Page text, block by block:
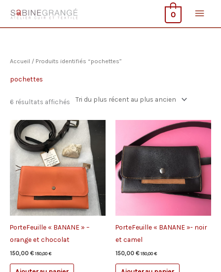
contenu
0
Accueil / Produits identifiés “pochettes”
pochettes
6 résultats affichés Trié
récent
au
plus
ancien
PorteFeuille « BANANE » –
orange et chocolat
150,00 € 150,00€
PorteFeuille « BANANE »- noir
et camel
150,00 € 150,00€